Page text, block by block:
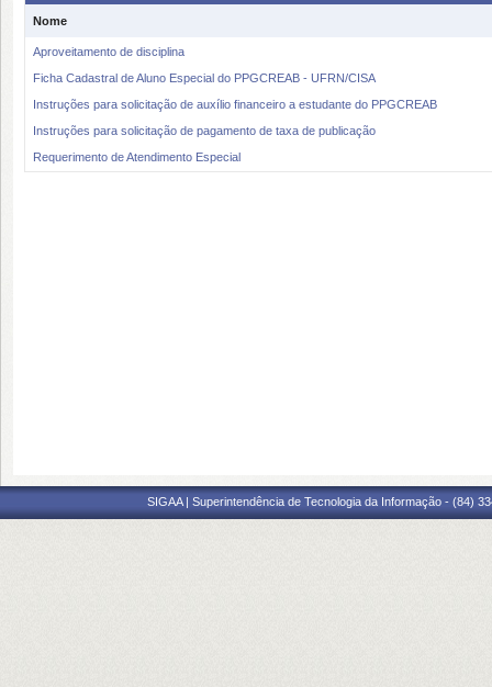
Nome
Aproveitamento de disciplina
Ficha Cadastral de Aluno Especial do PPGCREAB - UFRN/CISA
Instruções para solicitação de auxílio financeiro a estudante do PPGCREAB
Instruções para solicitação de pagamento de taxa de publicação
Requerimento de Atendimento Especial
SIGAA | Superintendência de Tecnologia da Informação - (84)